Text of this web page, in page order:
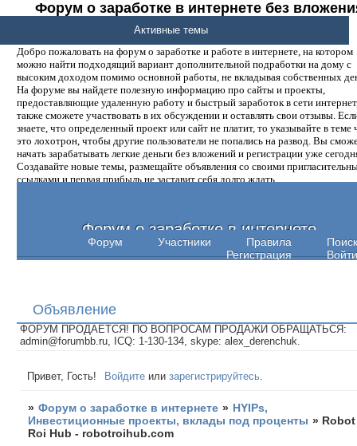
Форум о заработке в интернете без
денег.
Добро пожаловать на форум о заработке и работе в интернете, на котором
можно найти подходящий вариант дополнительной подработки на дому с
высоким доходом помимо основной работы, не вкладывая собственных
На форуме вы найдете полезную информацию про сайты и проекты,
предоставляющие удаленную работу и быстрый заработок в сети
также сможете участвовать в их обсуждении и оставлять свои отзывы.
знаете, что определенный проект или сайт не платит, то указывайте в теме
это лохотрон, чтобы другие пользователи не попались на развод. Вы
начать зарабатывать легкие деньги без вложений и регистрации уже
Создавайте новые темы, размещайте объявления со своими
ссылками и первая прибыль не заставит себя долго ждать.
Форум о заработке в интернете
Форум Участники Правила
Поиск
Регистрация
Войти
Активные темы
Объявление
ФОРУМ ПРОДАЕТСЯ! ПО ВОПРОСАМ ПРОДАЖИ ОБРАЩАТЬСЯ:
admin@forumbb.ru, ICQ: 1-130-134, skype: alex_derenchuk.
Привет, Гость! Войдите илизарегистрируйтесь
» Форум о заработке в интернете » HYIPs,
Инвестиционные проекты, вклады под проценты » Robot
Roi Hub - robotroihub.com